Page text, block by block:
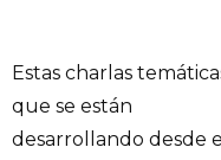
Estas charlas
que se están
desarrollando desde